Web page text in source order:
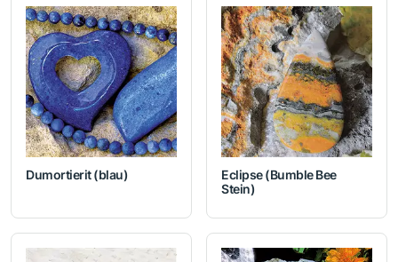
Dumortierit (blau)
Eclipse (Bumble Bee
Stein)